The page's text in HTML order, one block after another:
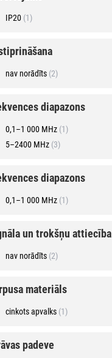
IP20 (1)
nav norādīts (2)
diapazons
0,1–1 000 MHz (1)
5–2400 MHz (3)
diapazons
0,1–1 000 MHz (1)
un trokšņu attiecība
nav norādīts (2)
materiāls
cinkots apvalks (1)
padeve